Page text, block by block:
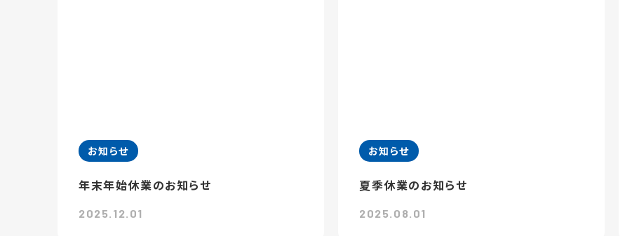
お知らせ
年末年始休業のお知らせ
2025.12.01
お知らせ
夏季休業のお知らせ
2025.08.01